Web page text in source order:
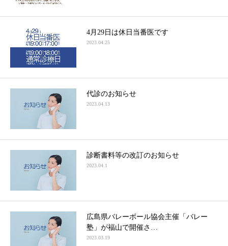
4月29日は休日当番医です
2023.04.25
代診のお知らせ
2023.04.13
診断書料等の改訂のお知らせ
2023.04.1
広島県バレーボール協会主催「バレー
塾」が福山で開催さ…
2023.03.19